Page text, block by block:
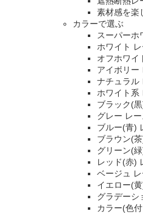
素材感を楽
カラーで選ぶ
スーパーホ
ホワイト
オフホワイ
アイボリー
ナチュラル
ホワイト系
ブラック(
グレー レ
ブルー(青)
ブラウン(
グリーン(
レッド(赤)
ベージュ
イエロー(
グラデーシ
カラー(色